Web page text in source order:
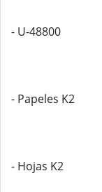
- U-48800
- Papeles K2
- Hojas K2